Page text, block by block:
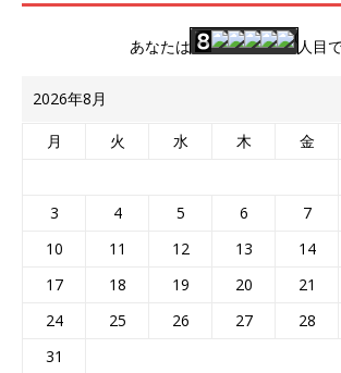
あなたは 人目
2026年8月
月 火 水 木 金
3
4 5 6 7
10
11 12 13 14
17
18 19 20 21
24
25 26 27 28
31